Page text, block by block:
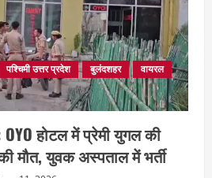
पश्चिमी उत्तर प्रदेश बुलंदशहर
वायरल
होटल में प्रेमी युगल की
मौत, युवक अस्पताल में भर्ती